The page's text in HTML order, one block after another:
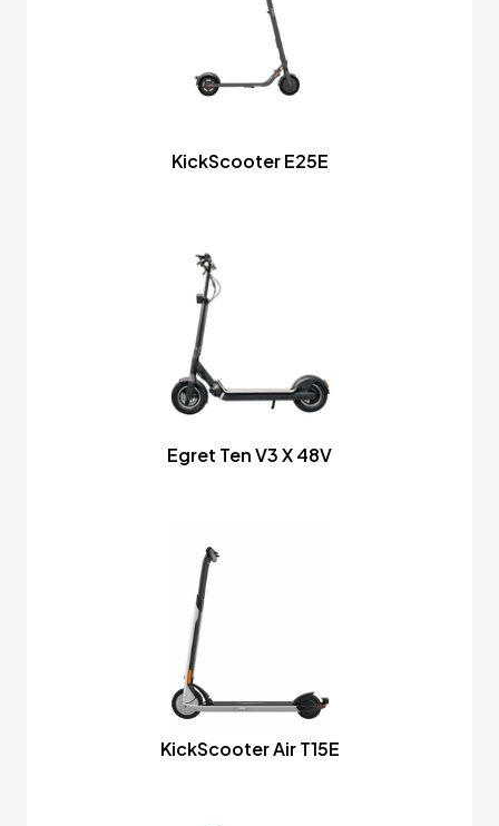
KickScooter E25E
Egret Ten V3 X 48V
KickScooter Air T15E